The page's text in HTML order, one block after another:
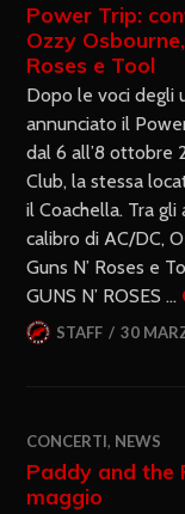
Power Trip:
Ozzy
Roses e Tool
Dopo le voci degli
annunciato il
dal 6 all’8 ottobre
Club, la stessa
il Coachella. Tra
calibro di AC/DC,
Guns N’ Roses e
GUNS N’ ROSES …
STAFF 30
CONCERTI, NEWS
Paddy and the
maggio